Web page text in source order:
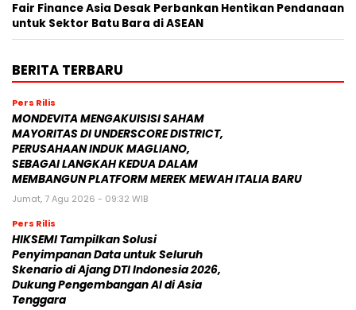
Fair Finance Asia Desak Perbankan Hentikan Pendanaan
untuk Sektor Batu Bara di ASEAN
BERITA TERBARU
Pers Rilis
MONDEVITA MENGAKUISISI SAHAM
MAYORITAS DI UNDERSCORE DISTRICT,
PERUSAHAAN INDUK MAGLIANO,
SEBAGAI LANGKAH KEDUA DALAM
MEMBANGUN PLATFORM MEREK MEWAH ITALIA BARU
Jumat, 7 Agu 2026 - 09:32 WIB
Pers Rilis
HIKSEMI Tampilkan Solusi
Penyimpanan Data untuk Seluruh
Skenario di Ajang DTI Indonesia 2026,
Dukung Pengembangan AI di Asia
Tenggara